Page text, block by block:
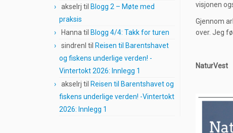
akselrj til Blogg 2 – Møte med
praksis
Hanna til Blogg 4/4: Takk for turen
sindrenl til Reisen til Barentshavet
og fiskens underlige verden! -
Vintertokt 2026: Innlegg 1
akselrj til Reisen til Barentshavet og
fiskens underlige verden! -Vintertokt
2026: Innlegg 1
visjonen
Gjennom
over. Jeg
NaturVest